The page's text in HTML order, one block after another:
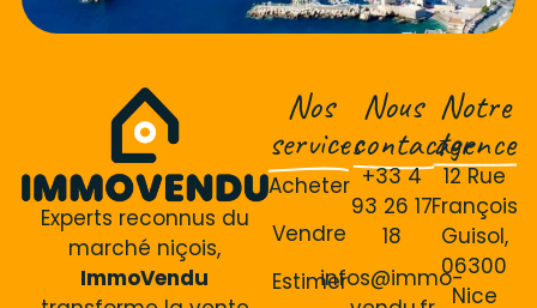
Experts reconnus du
marché niçois,
ImmoVendu
Nos
services
Acheter
Vendre
Estimer
Nous
contacter
+33 4
93 26 17
18
infos@immo-
Notre
agence
12 Rue
François
Guisol,
06300
Nice